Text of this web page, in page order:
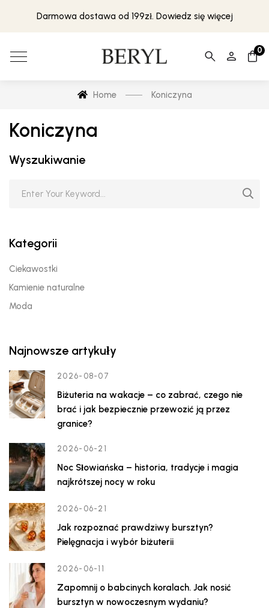
Darmowa dostawa od 199zł. Dowiedz się więcej
0
Home Koniczyna
Koniczyna
Wyszukiwanie
Kategorii
Ciekawostki
Kamienie naturalne
Moda
Najnowsze artykuły
2026-08-07
Biżuteria na wakacje – co zabrać, czego nie
brać i jak bezpiecznie przewozić ją przez
granice?
2026-06-21
Noc Słowiańska – historia, tradycje i magia
najkrótszej nocy w roku
2026-06-21
Jak rozpoznać prawdziwy bursztyn?
Pielęgnacja i wybór biżuterii
2026-06-11
Zapomnij o babcinych koralach. Jak nosić
bursztyn w nowoczesnym wydaniu?